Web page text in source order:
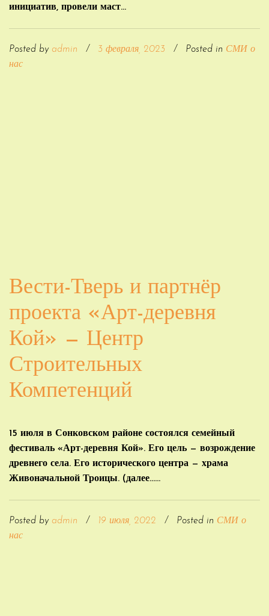
инициатив, провели маст...
Posted by admin / 3 февраля, 2023 / Posted in СМИ о
нас
Вести-Тверь и партнёр
проекта «Арт-деревня
Кой» — Центр
Строительных
Компетенций
15 июля в Сонковском районе состоялся семейный
фестиваль «Арт-деревня Кой». Его цель — возрождение
древнего села. Его исторического центра — храма
Живоначальной Троицы. (далее…...
Posted by admin / 19 июля, 2022 / Posted in СМИ о
нас